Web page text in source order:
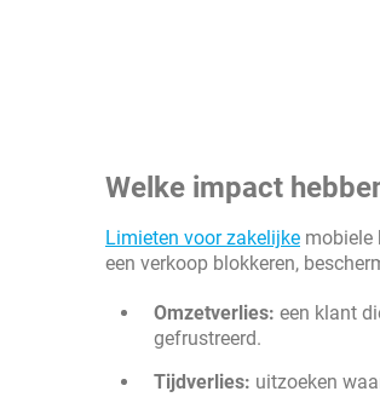
Welke impact
Limieten voor zakelijke mobiele
een verkoop blokkeren,
Omzetverlies: een klant
gefrustreerd.
Tijdverlies: uitzoeken